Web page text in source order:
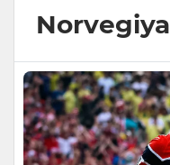
Norvegiya